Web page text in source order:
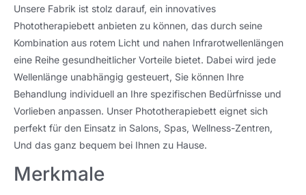
Unsere Fabrik ist stolz darauf, ein innovatives
Phototherapiebett anbieten zu können, das durch seine
Kombination aus rotem Licht und nahen Infrarotwellenlängen
eine Reihe gesundheitlicher Vorteile bietet. Dabei wird jede
Wellenlänge unabhängig gesteuert, Sie können Ihre
Behandlung individuell an Ihre spezifischen Bedürfnisse und
Vorlieben anpassen. Unser Phototherapiebett eignet sich
perfekt für den Einsatz in Salons, Spas, Wellness-Zentren,
Und das ganz bequem bei Ihnen zu Hause.
Merkmale